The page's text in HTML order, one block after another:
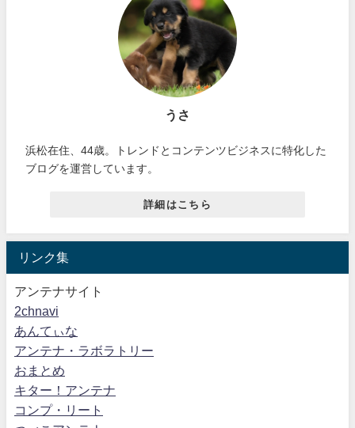
うさ
浜松在住、44歳。トレンドとコンテンツビジネスに特化した
ブログを運営しています。
詳細はこちら
リンク集
アンテナサイト
2chnavi
あんてぃな
アンテナ・ラボラトリー
おまとめ
キター！アンテナ
コンプ・リート